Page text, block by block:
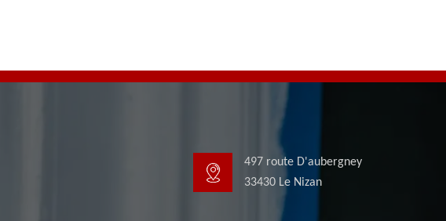
497 route D'aubergney
33430 Le Nizan